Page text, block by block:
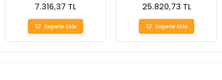
7.316,37 TL
Sepete Ekle
25.820,73 TL
Sepete Ekle